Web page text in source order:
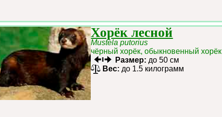
Хорёк лесной
Mustela putorius
чёрный хорёк, обыкновенный хорёк
Размер: до 50 см
Вес: до 1.5 килограмм